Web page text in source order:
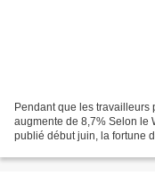
Pendant que les
augmente de 8,7% Selon le
publié début juin, la fortune